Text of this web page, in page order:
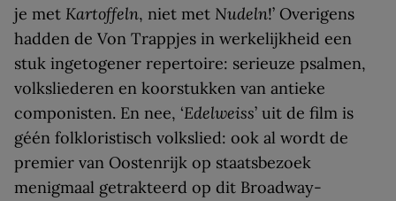
je met Kartoffeln, niet met Nudeln!’ Overigens
hadden de Von Trappjes in werkelijkheid een
stuk ingetogener repertoire: serieuze psalmen,
volksliederen en koorstukken van antieke
componisten. En nee, ‘Edelweiss’ uit de film is
géén folkloristisch volkslied: ook al wordt de
premier van Oostenrijk op staatsbezoek
menigmaal getrakteerd op dit Broadway-